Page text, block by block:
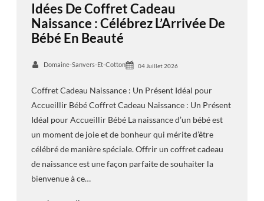
Idées De Coffret Cadeau
Naissance : Célébrez L’Arrivée De
Bébé En Beauté
Domaine-Sanvers-Et-Cotton 04 Juillet 2026
Coffret Cadeau Naissance : Un Présent Idéal pour
Accueillir Bébé Coffret Cadeau Naissance : Un Présent
Idéal pour Accueillir Bébé La naissance d’un bébé est
un moment de joie et de bonheur qui mérite d’être
célébré de manière spéciale. Offrir un coffret cadeau
de naissance est une façon parfaite de souhaiter la
bienvenue à ce…